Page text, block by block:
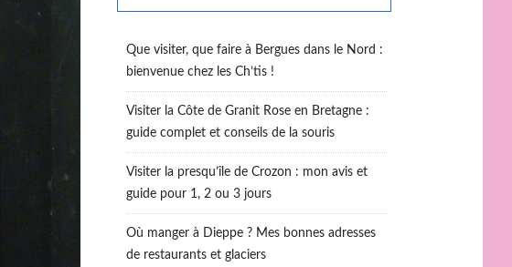
Que visiter, que faire à Bergues dans le Nord :
bienvenue chez les Ch’tis !
Visiter la Côte de Granit Rose en Bretagne :
guide complet et conseils de la souris
Visiter la presqu’île de Crozon : mon avis et
guide pour 1, 2 ou 3 jours
Où manger à Dieppe ? Mes bonnes adresses
de restaurants et glaciers